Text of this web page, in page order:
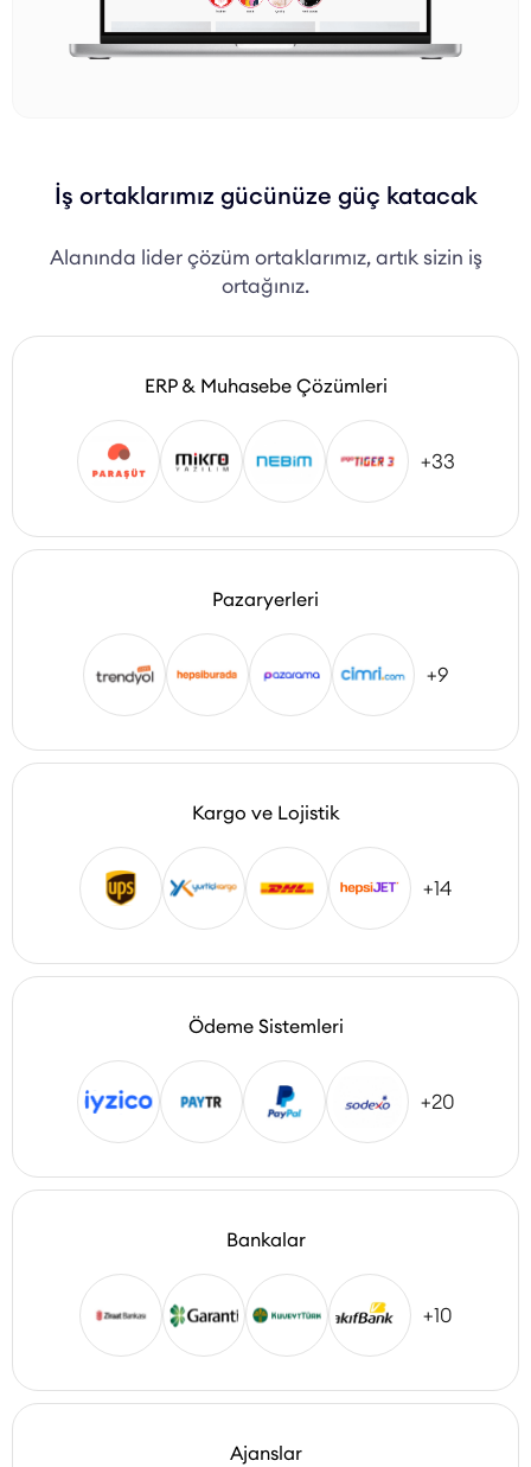
İş ortaklarımız gücünüze güç katacak
Alanında lider çözüm ortaklarımız, artık sizin iş
ortağınız.
ERP & Muhasebe Çözümleri
+33
Pazaryerleri
+9
Kargo ve Lojistik
+14
Ödeme Sistemleri
+20
Bankalar
+10
Ajanslar